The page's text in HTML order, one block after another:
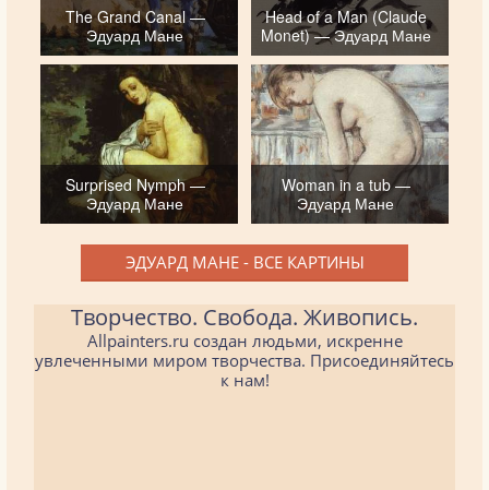
The Grand Canal —
Эдуард Мане
Head of a Man (Claude
Monet) — Эдуард Мане
Surprised Nymph —
Эдуард Мане
Woman in a tub —
Эдуард Мане
ЭДУАРД МАНЕ - ВСЕ КАРТИНЫ
Творчество. Свобода. Живопись.
Allpainters.ru создан людьми, искренне
увлеченными миром творчества. Присоединяйтесь
к нам!